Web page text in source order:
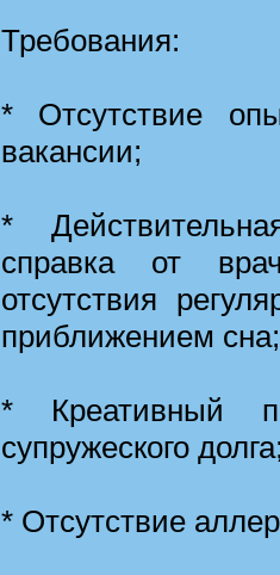
Требования:
* Отсутствие
вакансии;
*
справка от
отсутствия
приближением сна;
* Креативный
супружеского
* Отсутствие